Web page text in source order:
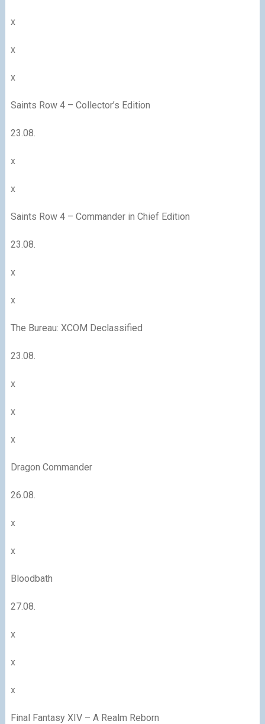
x
x
x
Saints Row 4 – Collector’s Edition
23.08.
x
x
Saints Row 4 – Commander in Chief Edition
23.08.
x
x
The Bureau: XCOM Declassified
23.08.
x
x
x
Dragon Commander
26.08.
x
x
Bloodbath
27.08.
x
x
x
Final Fantasy XIV – A Realm Reborn